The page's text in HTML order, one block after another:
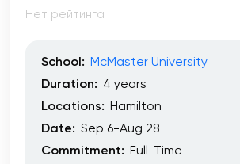
Нет рейтинга
School: McMaster University
Duration: 4 years
Locations: Hamilton
Date: Sep 6-Aug 28
Commitment: Full-Time